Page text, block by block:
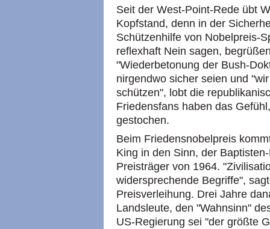
Seit der West-Point-Rede übt
Kopfstand, denn in der
Schützenhilfe von Nobelpreis-
reflexhaft Nein sagen,
"Wiederbetonung der Bush-
nirgendwo sicher seien und
schützen", lobt die
Friedensfans haben das
gestochen.
Beim Friedensnobelpreis
King in den Sinn, der
Preisträger von 1964.
widersprechende Begriffe",
Preisverleihung. Drei Jahre
Landsleute, den "Wahnsinn"
US-Regierung sei "der größte